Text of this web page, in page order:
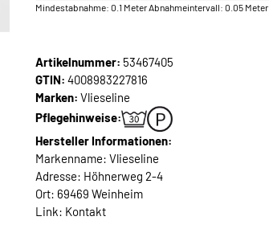
Mindestabnahme: 0.1 MeterAbnahmeintervall: 0.05 Meter
Artikelnummer: 53467405
GTIN: 4008983227816
Marken: Vlieseline
Pflegehinweise:
Hersteller Informationen:
Markenname: Vlieseline
Adresse: Höhnerweg 2-4
Ort: 69469 Weinheim
Link: Kontakt